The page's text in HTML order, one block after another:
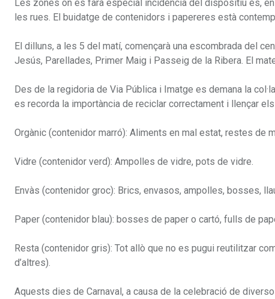
Les zones on es farà especial incidència del dispositiu és,
les rues. El buidatge de contenidors i papereres està
El dilluns, a les 5 del matí, començarà una escombrada del
Jesús, Parellades, Primer Maig i Passeig de la Ribera. El
Des de la regidoria de Via Pública i Imatge es demana la
es recorda la importància de reciclar correctament i llençar
Orgànic (contenidor marró): Aliments en mal estat, restes de
Vidre (contenidor verd): Ampolles de vidre, pots de vidre.
Envàs (contenidor groc): Brics, envasos, ampolles, bosses,
Paper (contenidor blau): bosses de paper o cartó, fulls de
Resta (contenidor gris): Tot allò que no es pugui reutilitzar
d’altres).
Aquests dies de Carnaval, a causa de la celebració de